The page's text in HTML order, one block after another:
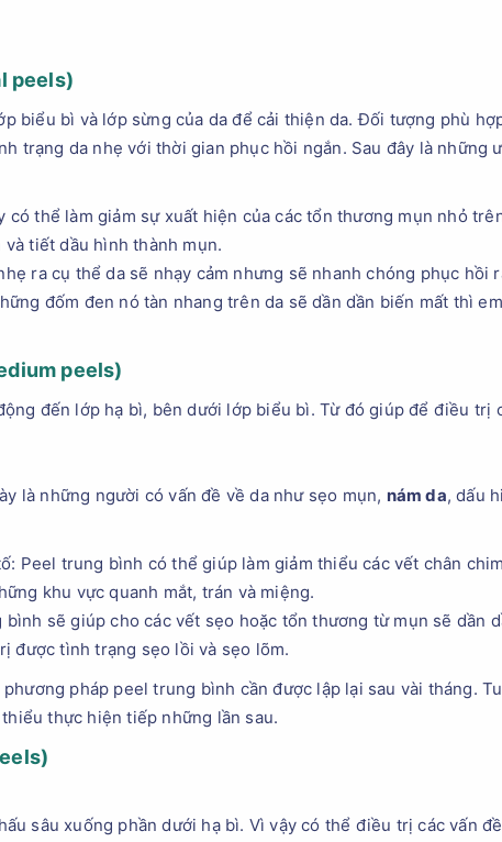
peels)
biểu bì và lớp sừng của da để cải thiện da. Đối tượng phù
trạng da nhẹ với thời gian phục hồi ngắn. Sau đây là những
có thể làm giảm sự xuất hiện của các tổn thương mụn nhỏ
tiết dầu hình thành mụn.
ra cụ thể da sẽ nhạy cảm nhưng sẽ nhanh chóng phục hồi
đốm đen nó tàn nhang trên da sẽ dần dần biến mất thì
peels)
đến lớp hạ bì, bên dưới lớp biểu bì. Từ đó giúp để điều trị
là những người có vấn đề về da như sẹo mụn, nám da, dấu
Peel trung bình có thể giúp làm giảm thiểu các vết chân
khu vực quanh mắt, trán và miệng.
sẽ giúp cho các vết sẹo hoặc tổn thương từ mụn sẽ dần
được tình trạng sẹo lồi và sẹo lõm.
pháp peel trung bình cần được lập lại sau vài tháng.
thực hiện tiếp những lần sau.
sâu xuống phần dưới hạ bì. Vì vậy có thể điều trị các vấn